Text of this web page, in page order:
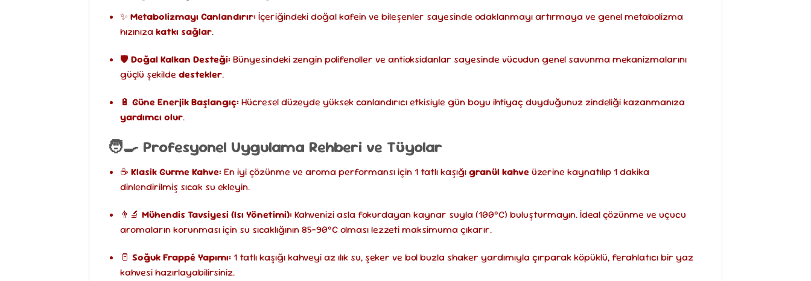
✨ Metabolizmayı Canlandırır:İçeriğindeki doğal kafein ve bileşenler sayesinde odaklanmayı artırmaya ve genel metabolizma
hızınıza katkı sağlar.
🛡️ Doğal Kalkan Desteği:Bünyesindeki zengin polifenoller ve antioksidanlar sayesinde vücudun genel savunma mekanizmalarını
güçlü şekilde destekler.
🔋 Güne Enerjik Başlangıç:Hücresel düzeyde yüksek canlandırıcı etkisiyle gün boyu ihtiyaç duyduğunuz zindeliği kazanmanıza
yardımcı olur.
🧑‍🍳 Profesyonel Uygulama Rehberi ve Tüyolar
☕ Klasik Gurme Kahve:En iyi çözünme ve aroma performansı için 1 tatlı kaşığıgranül kahve üzerine kaynatılıp 1 dakika
dinlendirilmiş sıcak su ekleyin.
👨‍🔬 Mühendis Tavsiyesi (Isı Yönetimi):Kahvenizi asla fokurdayan kaynar suyla (100°C) buluşturmayın. İdeal çözünme ve uçucu
aromaların korunması için su sıcaklığının 85-90°C olması lezzeti maksimuma çıkarır.
🥛 Soğuk Frappé Yapımı:1 tatlı kaşığı kahveyi az ılık su, şeker ve bol buzla shaker yardımıyla çırparak köpüklü, ferahlatıcı bir yaz
kahvesi hazırlayabilirsiniz.